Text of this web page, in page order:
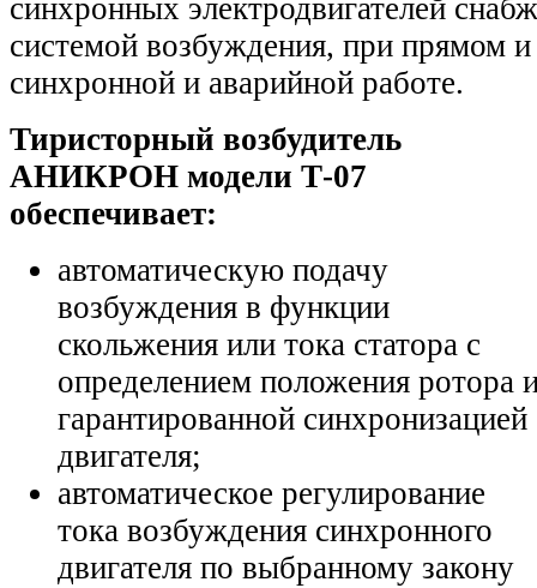
синхронных электродвигателей
системой возбуждения, при прямом
синхронной и аварийной работе.
Тиристорный возбудитель
АНИКРОН модели Т-07
обеспечивает:
автоматическую подачу
возбуждения в функции
скольжения или тока статора с
определением положения ротора
гарантированной синхронизацией
двигателя;
автоматическое регулирование
тока возбуждения синхронного
двигателя по выбранному закону